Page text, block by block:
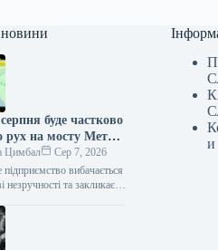
буде частково
рух на мосту Метро
Цимбал
Сер 7, 2026
вибачається
незручності та закликає
поїздок. Сьогодні,
Ремонт
и